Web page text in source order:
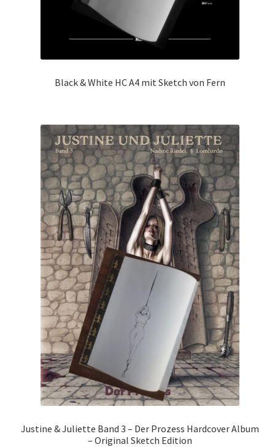
Black & White HC A4 mit Sketch von Fern
Justine & Juliette Band 3 – Der Prozess Hardcover Album
– Original Sketch Edition